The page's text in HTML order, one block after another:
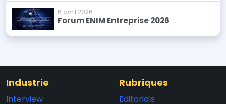
6 avril 2026
Forum ENIM Entreprise 2026
Industrie
Interview
Rubriques
Editorials